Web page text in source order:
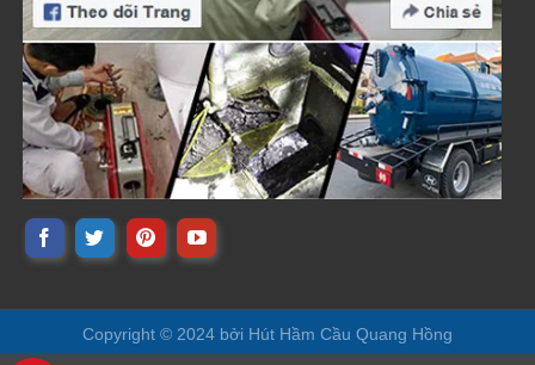
Copyright © 2024 bởi Hút Hầm Cầu Quang Hồng